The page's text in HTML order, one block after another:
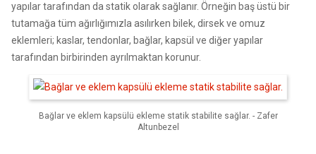
yapılar tarafından da statik olarak sağlanır. Örneğin baş üstü bir
tutamağa tüm ağırlığımızla asılırken bilek, dirsek ve omuz
eklemleri; kaslar, tendonlar, bağlar, kapsül ve diğer yapılar
tarafından birbirinden ayrılmaktan korunur.
Bağlar ve eklem kapsülü ekleme statik stabilite sağlar. - Zafer
Altunbezel